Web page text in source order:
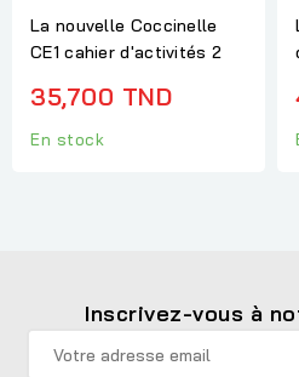
La nouvelle Coccinelle
CE1 cahier d'activités 2
35,700 TND
En stock
Inscrivez-vous à